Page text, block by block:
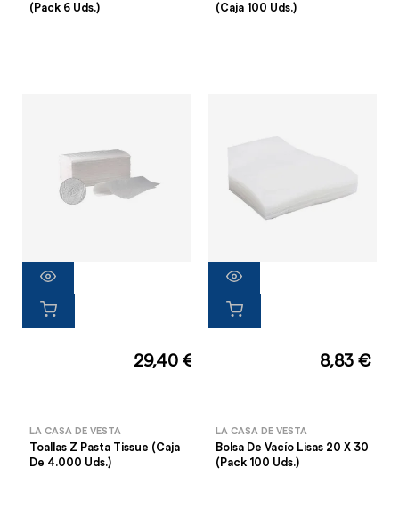
(Pack 6 Uds.)
(Caja 100 Uds.)
29,40 €
LA CASA DE VESTA
Toallas Z Pasta Tissue (Caja
De 4.000 Uds.)
8,83 €
LA CASA DE VESTA
Bolsa De Vacío Lisas 20 X 30
(Pack 100 Uds.)